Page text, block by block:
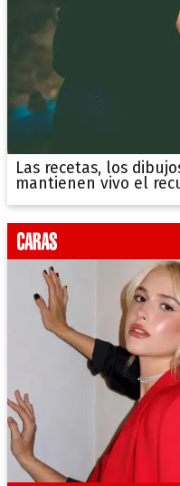
Las recetas, los
mantienen vivo el